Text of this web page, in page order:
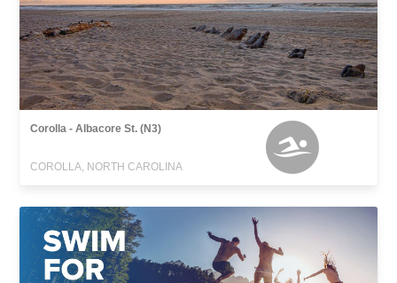
Corolla - Albacore St. (N3)
COROLLA, NORTH CAROLINA